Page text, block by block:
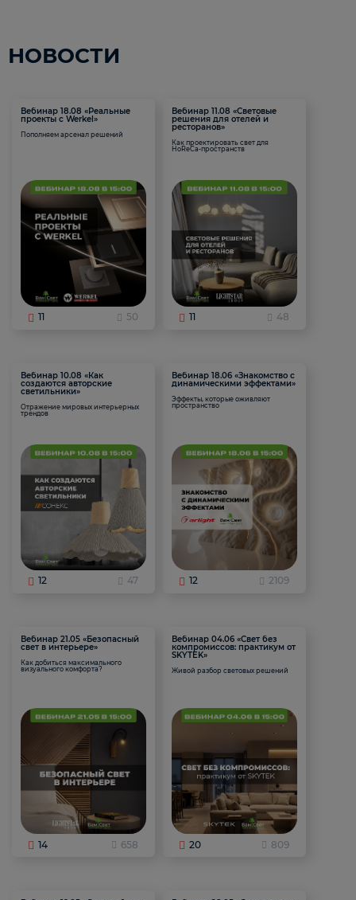
НОВОСТИ
Вебинар 18.08 «Реальные
проекты с Werkel»
Пополняем арсенал решений
11 50
Вебинар 11.08 «Световые
решения для отелей и
ресторанов»
Как проектировать свет для
HoReCa-пространств
11 48
Вебинар 10.08 «Как
создаются авторские
светильники»
Отражение мировых интерьерных
трендов
12 47
Вебинар 18.06 «Знакомство с
динамическими эффектами»
Эффекты, которые оживляют
пространство
12 2109
Вебинар 21.05 «Безопасный
свет в интерьере»
Как добиться максимального
визуального комфорта?
14 658
Вебинар 04.06 «Свет без
компромиссов: практикум от
SKYTEK»
Живой разбор световых решений
20 809